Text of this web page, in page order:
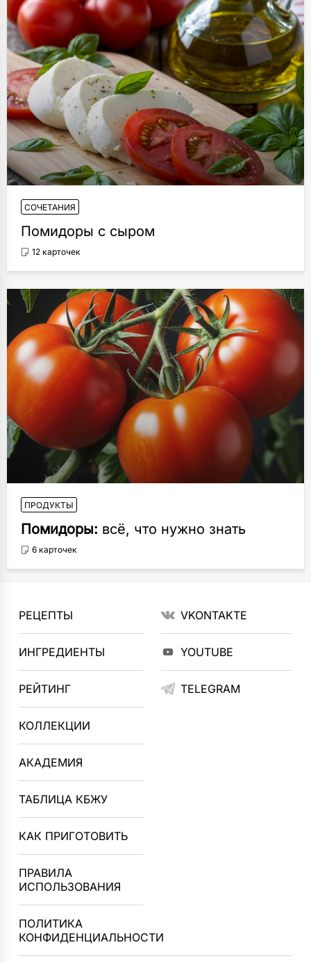
СОЧЕТАНИЯ
Помидоры с сыром
12 карточек
ПРОДУКТЫ
Помидоры: всё, что нужно знать
6 карточек
РЕЦЕПТЫ
ИНГРЕДИЕНТЫ
РЕЙТИНГ
КОЛЛЕКЦИИ
АКАДЕМИЯ
ТАБЛИЦА КБЖУ
КАК ПРИГОТОВИТЬ
ПРАВИЛА
ИСПОЛЬЗОВАНИЯ
ПОЛИТИКА
КОНФИДЕНЦИАЛЬНОСТИ
VKONTAKTE
YOUTUBE
TELEGRAM